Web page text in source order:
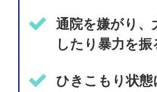
通院を嫌がり、
したり暴力を
ひきこもり状態